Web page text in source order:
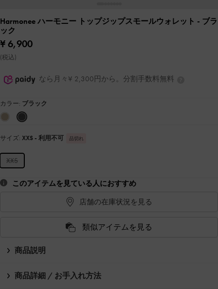
Harmonee ハーモニー トップジップスモールウォレット - ブラ
ック
¥ 6,900
(税込)
なら月々¥ 2,300円から。分割手数料無料
カラー: ブラック
サイズ: XXS - 利用不可 品切れ
XXS
このアイテムを見ている人におすすめ
店舗の在庫状況を見る
類似アイテムを見る
商品説明
商品詳細 / お手入れ方法